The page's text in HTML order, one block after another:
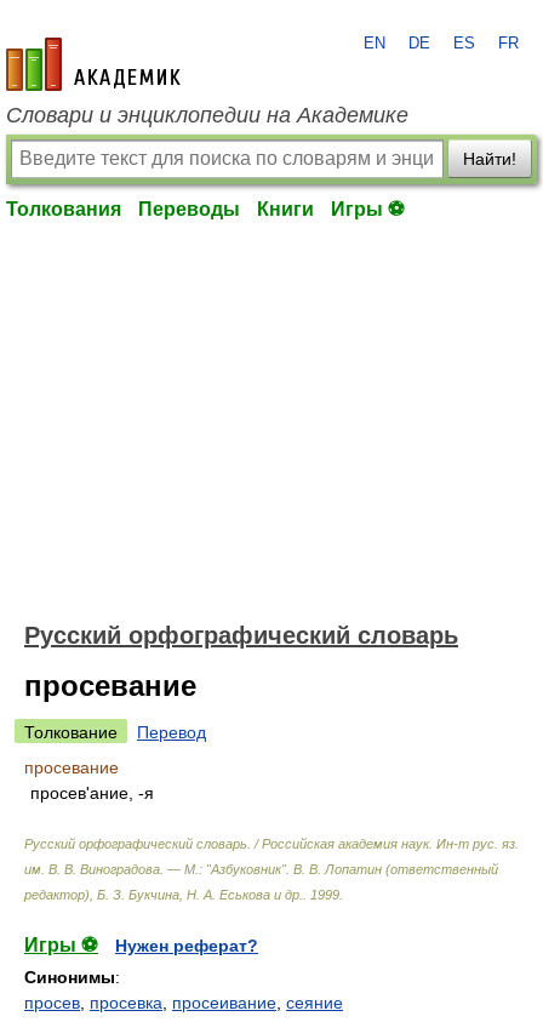
academic.ru
EN DE ES FR
Словари и энциклопедии на Академике
Найти!
Толкования Переводы Книги Игры ⚽
Русский орфографический словарь
просевание
Толкование
Перевод
просевание
просев'ание, -я
Русский орфографический словарь. / Российская академия наук. Ин-т рус. яз.
им. В. В. Виноградова. — М.: "Азбуковник". В. В. Лопатин (ответственный
редактор), Б. З. Букчина, Н. А. Еськова и др.
1999
Игры ⚽
Нужен реферат?
Синонимы:
просев просевка просеивание сеяние